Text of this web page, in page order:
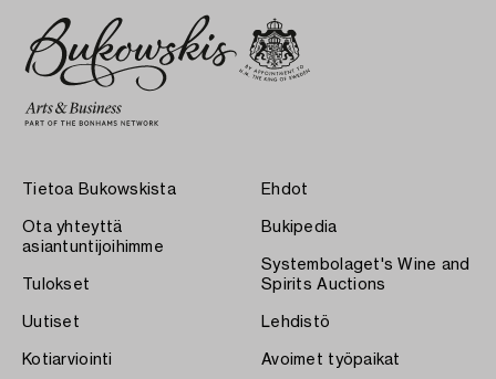
Tietoa Bukowskista
Ota yhteyttä
asiantuntijoihimme
Tulokset
Uutiset
Kotiarviointi
Ehdot
Bukipedia
Systembolaget's Wine and
Spirits Auctions
Lehdistö
Avoimet työpaikat